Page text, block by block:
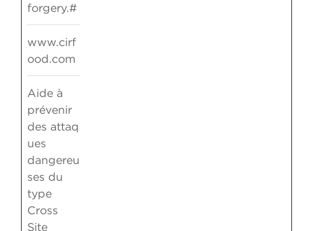
forgery.#
www.cirf
ood.com
Aide à
prévenir
des attaq
ues
dangereu
ses du
type
Cross
Site